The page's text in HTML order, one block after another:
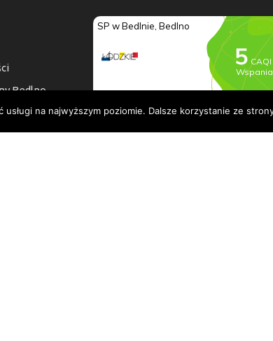
Bedlno
dostępności
na najwyższym poziomie. Dalsze korzystanie ze